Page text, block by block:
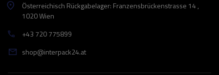
Österreichisch Rückgabelager: Franzensbrückenstrasse 14 ,
1020 Wien
+43 720 775899
shop@interpack24.at